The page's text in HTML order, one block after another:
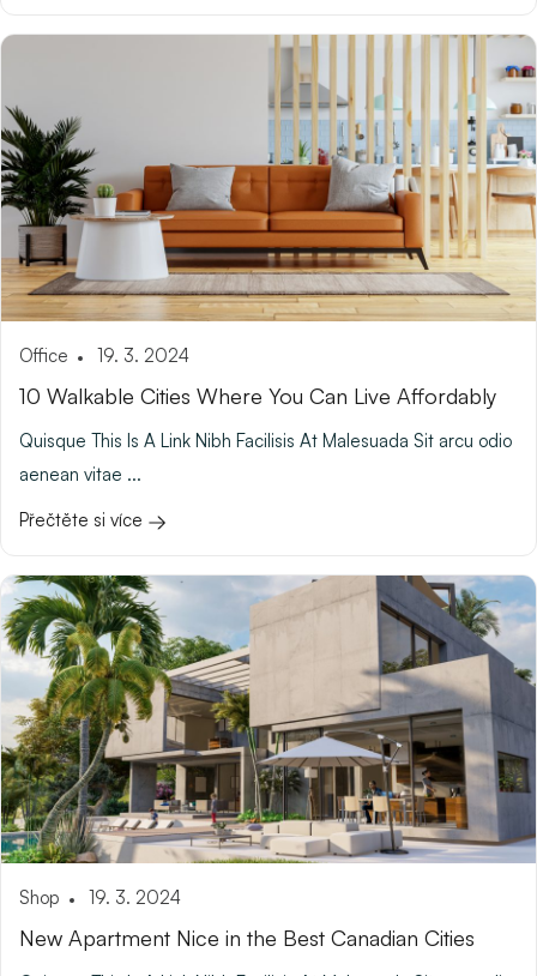
Office 19. 3. 2024
10 Walkable Cities Where You Can Live Affordably
Quisque This Is A Link Nibh Facilisis At Malesuada Sit arcu odio
aenean vitae ...
Přečtěte si více
Shop 19. 3. 2024
New Apartment Nice in the Best Canadian Cities